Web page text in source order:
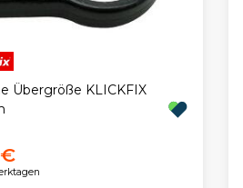
Übergröße KLICKFIX